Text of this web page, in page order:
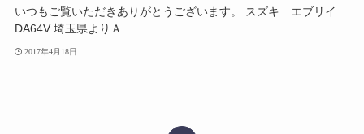
いつもご覧いただきありがとうございます。 スズキ エブリイ
DA64V 埼玉県よりＡ...
2017年4月18日